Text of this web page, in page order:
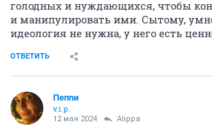
голодных и нуждающихся, чтобы
и манипулировать ими. Сытому,
идеология не нужна, у него есть
ОТВЕТИТЬ
Пепnи
v.i.p.
12 мая 2024 Alippa